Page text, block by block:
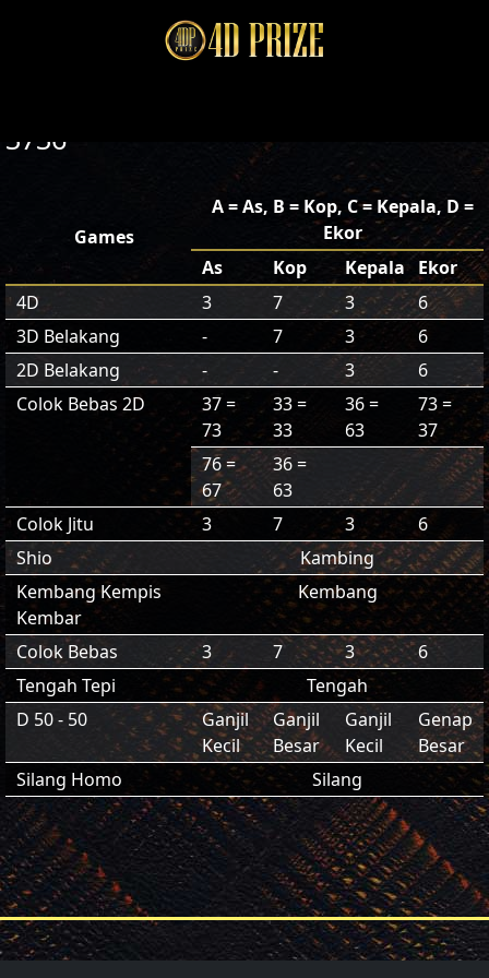
3736
Games
A = As, B = Kop, C = Kepala, D =
Ekor
As
Kop Kepala
Ekor
4D
3 7 3
6
3D Belakang
- 7 3
6
2D Belakang
- - 3
6
Colok Bebas 2D
37 =
73
33 =
33
36 =
63
73 =
37
76 =
67
36 =
63
Colok Jitu
3 7 3
6
Shio
Kambing
Kembang Kempis
Kembar
Kembang
Colok Bebas 3 7 3
6
Tengah Tepi
Tengah
D 50 - 50
Ganjil
Kecil
Ganjil
Besar
Ganjil
Kecil
Genap
Besar
Silang Homo
Silang